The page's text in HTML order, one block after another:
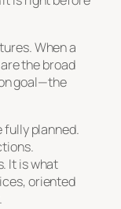
When a
the broad
goal—the
fully planned.
It is what
oriented